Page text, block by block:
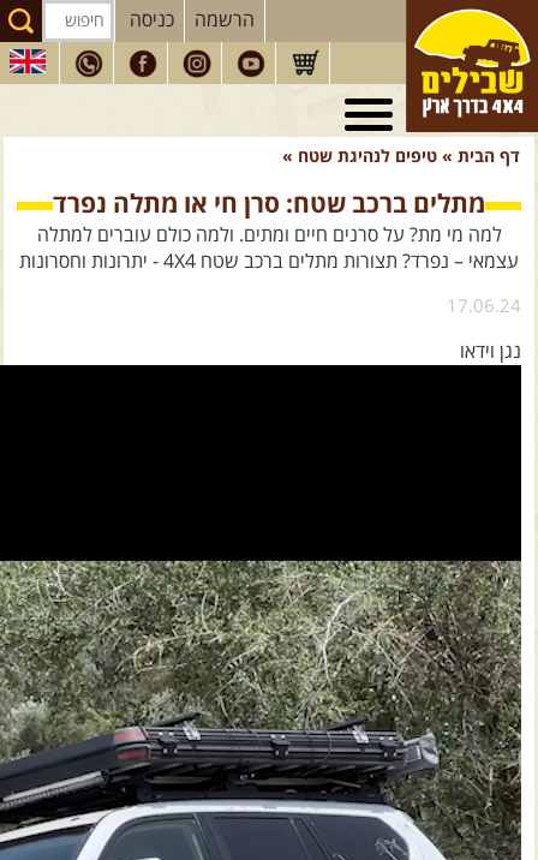
הרשמה כניסה
טיולי 4X4
בארץ
טיולים לרכב פנאי
הדרכות נהיגה
המדריכים
חנותשבילים
אודות יואב קווה והאתר שבילים
דף הבית » טיפים לנהיגת שטח »
מתלים ברכב שטח: סרן חי או מתלה נפרד
למה מי מת? על סרנים חיים ומתים. ולמה כולם עוברים למתלה
עצמאי – נפרד? תצורות מתלים ברכב שטח 4X4 - יתרונות וחסרונות
17.06.24
נגן וידאו